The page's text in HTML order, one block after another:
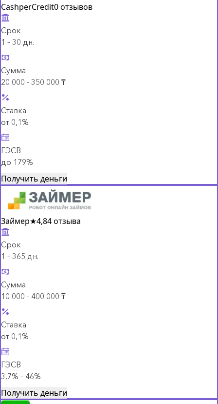
CashperCredit0 отзывов
Срок
1 – 30 дн.
Сумма
20 000 - 350 000 ₸
Ставка
от 0,1%
ГЭСВ
до 179%
Получить деньги
Займер★4,84 отзыва
Срок
1 – 365 дн.
Сумма
10 000 - 400 000 ₸
Ставка
от 0,1%
ГЭСВ
3,7% – 46%
Получить деньги